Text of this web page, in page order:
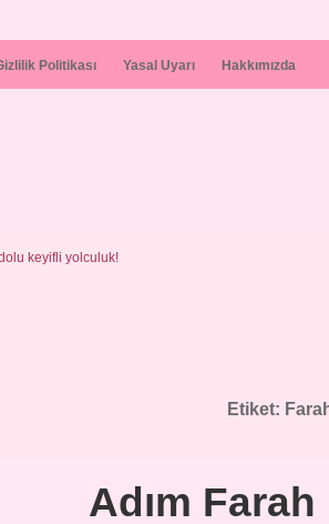
Politikası Yasal Uyarı Hakkımızda
keyifli yolculuk!
Etiket:
Adım